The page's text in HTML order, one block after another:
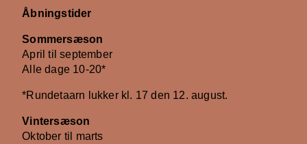
Åbningstider
Sommersæson
April til september
Alle dage 10-20*
*Rundetaarn lukker kl. 17 den 12. august.
Vintersæson
Oktober til marts